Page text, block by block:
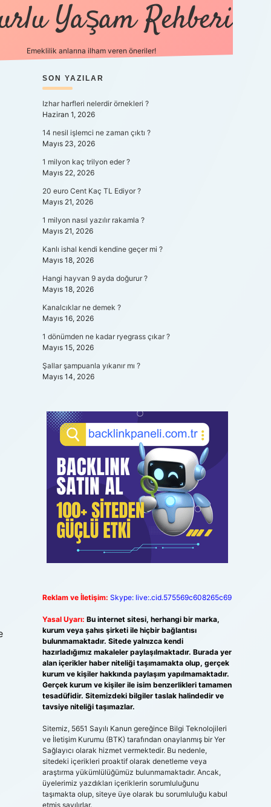
Yaşam Rehberi
Emeklilik anlarına ilham veren öneriler!
SIDEBAR
SON YAZILAR
Izhar harfleri nelerdir örnekleri ?
Haziran 1, 2026
14 nesil işlemci ne zaman çıktı ?
Mayıs 23, 2026
1 milyon kaç trilyon eder ?
Mayıs 22, 2026
20 euro Cent Kaç TL Ediyor ?
Mayıs 21, 2026
1 milyon nasıl yazılır rakamla ?
Mayıs 21, 2026
Kanlı ishal kendi kendine geçer mi ?
Mayıs 18, 2026
Hangi hayvan 9 ayda doğurur ?
Mayıs 18, 2026
Kanalcıklar ne demek ?
Mayıs 16, 2026
1 dönümden ne kadar ryegrass çıkar ?
Mayıs 15, 2026
Şallar şampuanla yıkanır mı ?
Mayıs 14, 2026
Reklam ve İletişim: Skype: live:.cid.575569c608265c69
Yasal Uyarı: Bu internet sitesi, herhangi bir marka,
kurum veya şahıs şirketi ile hiçbir bağlantısı
bulunmamaktadır. Sitede yalnızca kendi
hazırladığımız makaleler paylaşılmaktadır. Burada yer
alan içerikler haber niteliği taşımamakta olup, gerçek
kurum ve kişiler hakkında paylaşım yapılmamaktadır.
Gerçek kurum ve kişiler ile isim benzerlikleri tamamen
tesadüfidir. Sitemizdeki bilgiler taslak halindedir ve
tavsiye niteliği taşımazlar.
Sitemiz, 5651 Sayılı Kanun gereğince Bilgi Teknolojileri
ve İletişim Kurumu (BTK) tarafından onaylanmış bir Yer
Sağlayıcı olarak hizmet vermektedir. Bu nedenle,
sitedeki içerikleri proaktif olarak denetleme veya
araştırma yükümlülüğümüz bulunmamaktadır. Ancak,
üyelerimiz yazdıkları içeriklerin sorumluluğunu
taşımakta olup, siteye üye olarak bu sorumluluğu kabul
etmiş sayılırlar.
betci.co/vdcasino